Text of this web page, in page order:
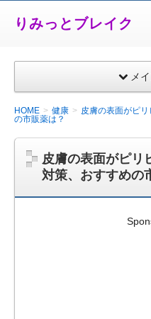
りみっとブレイク
メイ
HOME 健康
皮膚の表面がピ
の市販薬は？
皮膚の表面がピリ
対策、おすすめの